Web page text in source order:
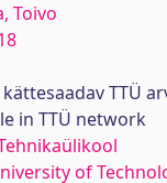
Toivo
TTÜ
in TTÜ network
of